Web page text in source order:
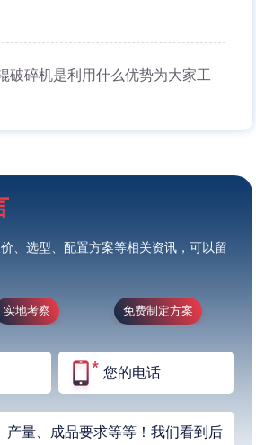
破碎机是利用什么优势为大家工
、选型、配置方案等相关资讯，可以留
实地考察 免费制定方案